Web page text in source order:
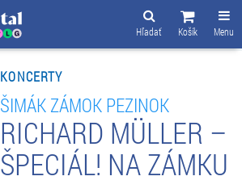
Menu
Košík
Hľadať
KONCERTY
ŠIMÁK ZÁMOK PEZINOK
RICHARD MÜLLER –
ŠPECIÁL! NA ZÁMKU